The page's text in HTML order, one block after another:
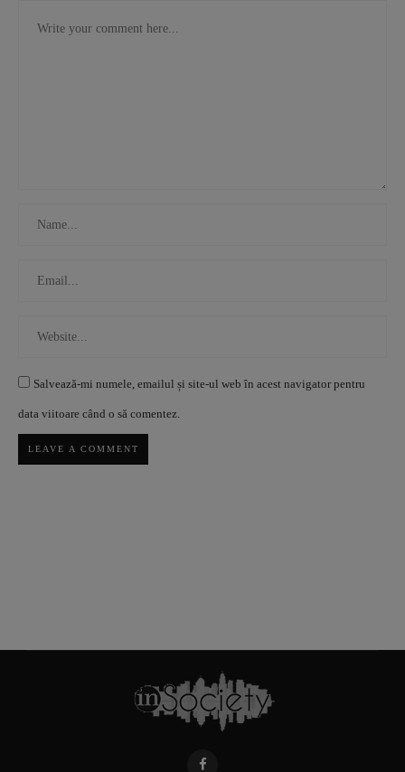
Salvează-mi numele, emailul și site-ul web în acest navigator pentru
data viitoare când o să comentez.